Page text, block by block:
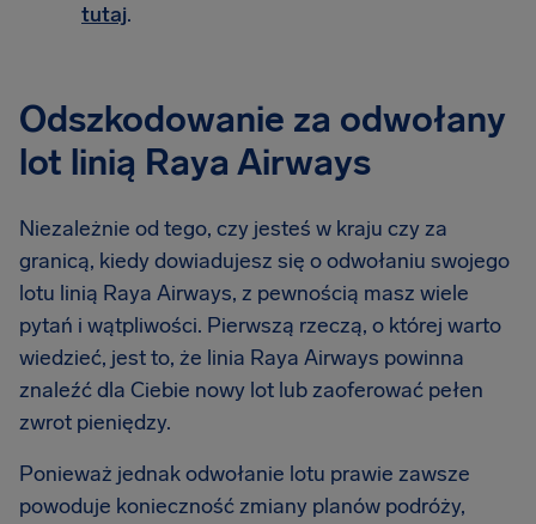
tutaj.
Odszkodowanie za odwołany
lot linią Raya Airways
Niezależnie od tego, czy jesteś w kraju czy za
granicą, kiedy dowiadujesz się o odwołaniu swojego
lotu linią Raya Airways, z pewnością masz wiele
pytań i wątpliwości. Pierwszą rzeczą, o której warto
wiedzieć, jest to, że linia Raya Airways powinna
znaleźć dla Ciebie nowy lot lub zaoferować pełen
zwrot pieniędzy.
Ponieważ jednak odwołanie lotu prawie zawsze
powoduje konieczność zmiany planów podróży,